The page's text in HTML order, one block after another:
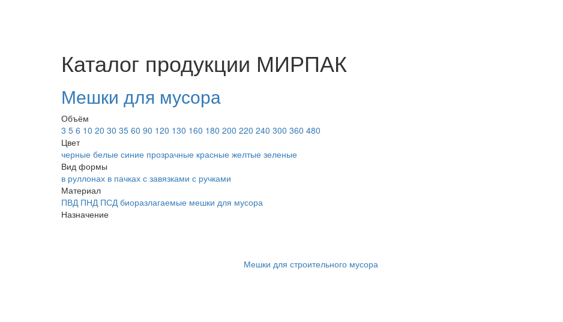
Каталог продукции МИРПАК
Мешки для мусора
Объём
3 5 6 10 20 30 35 60 90 120 130 160 180 200 220 240 300 360 480
Цвет
черные белые синие прозрачные красные желтые зеленые
Вид формы
в руллонах в пачках с завязками с ручками
Материал
ПВД ПНД ПСДбиоразлагаемые мешки для мусора
Назначение
Мешки для строительного мусора